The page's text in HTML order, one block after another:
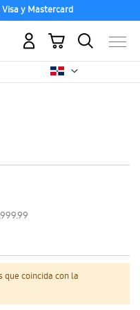
y Mastercard
Mi carrito
coincida con la